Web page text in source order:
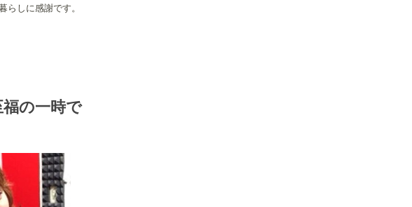
らしに感謝です。
の一時で